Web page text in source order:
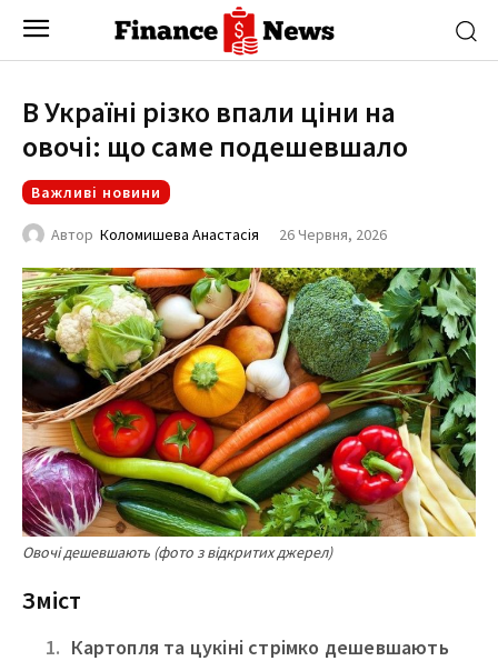
В Україні різко впали ціни на
овочі: що саме подешевшало
Важливі новини
Автор Коломишева Анастасія 26 Червня, 2026
Овочі дешевшають (фото з відкритих джерел)
Зміст
Картопля та цукіні стрімко дешевшають